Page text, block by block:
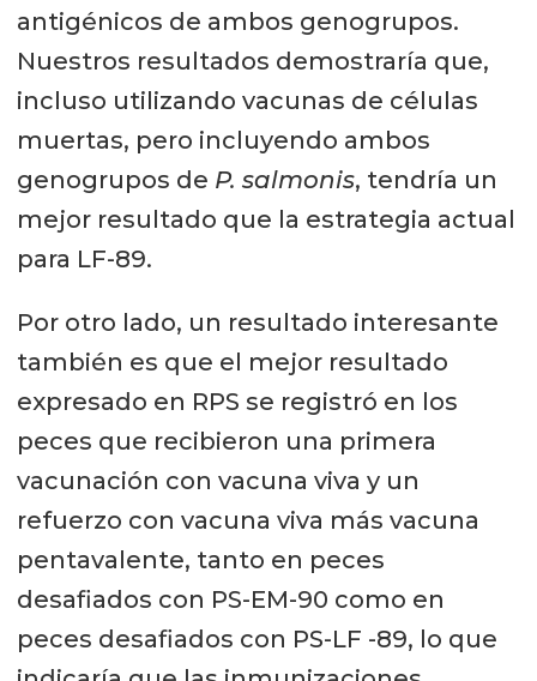
antigénicos de ambos genogrupos.
Nuestros resultados demostraría que,
incluso utilizando vacunas de células
muertas, pero incluyendo ambos
genogrupos de P. salmonis, tendría un
mejor resultado que la estrategia actual
para LF-89.
Por otro lado, un resultado interesante
también es que el mejor resultado
expresado en RPS se registró en los
peces que recibieron una primera
vacunación con vacuna viva y un
refuerzo con vacuna viva más vacuna
pentavalente, tanto en peces
desafiados con PS-EM-90 como en
peces desafiados con PS-LF -89, lo que